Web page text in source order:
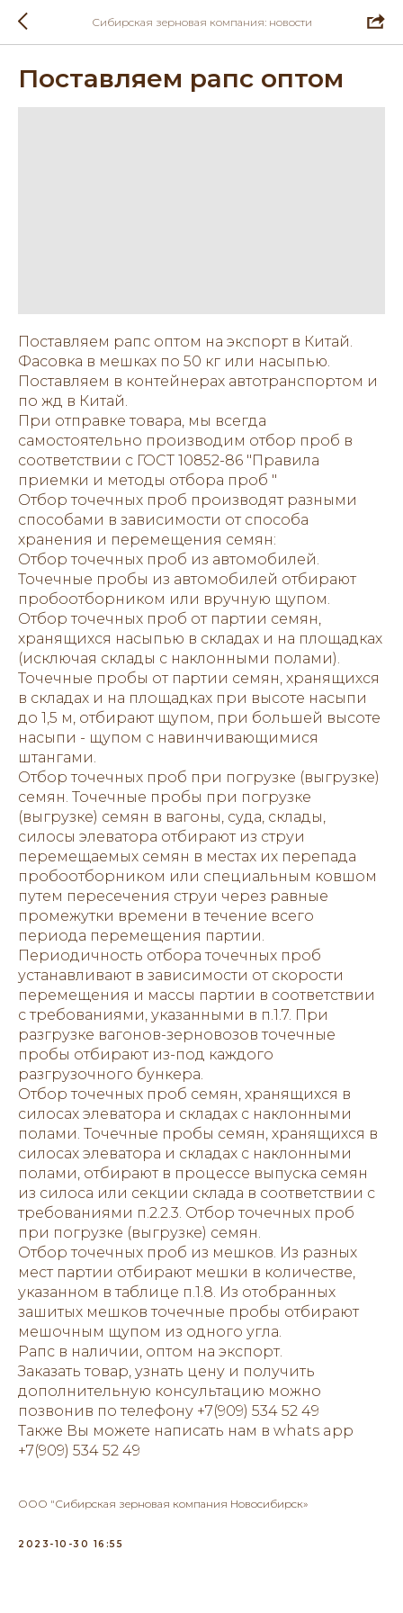
Сибирская зерновая компания: новости
Поставляем рапс оптом
Поставляем рапс оптом на экспорт в Китай.
Фасовка в мешках по 50 кг или насыпью.
Поставляем в контейнерах автотранспортом и
по жд в Китай.
При отправке товара, мы всегда
самостоятельно производим отбор проб в
соответствии с ГОСТ 10852-86 "Правила
приемки и методы отбора проб "
Отбор точечных проб производят разными
способами в зависимости от способа
хранения и перемещения семян:
Отбор точечных проб из автомобилей.
Точечные пробы из автомобилей отбирают
пробоотборником или вручную щупом.
Отбор точечных проб от партии семян,
хранящихся насыпью в складах и на площадках
(исключая склады с наклонными полами).
Точечные пробы от партии семян, хранящихся
в складах и на площадках при высоте насыпи
до 1,5 м, отбирают щупом, при большей высоте
насыпи - щупом с навинчивающимися
штангами.
Отбор точечных проб при погрузке (выгрузке)
семян. Точечные пробы при погрузке
(выгрузке) семян в вагоны, суда, склады,
силосы элеватора отбирают из струи
перемещаемых семян в местах их перепада
пробоотборником или специальным ковшом
путем пересечения струи через равные
промежутки времени в течение всего
периода перемещения партии.
Периодичность отбора точечных проб
устанавливают в зависимости от скорости
перемещения и массы партии в соответствии
с требованиями, указанными в п.1.7. При
разгрузке вагонов-зерновозов точечные
пробы отбирают из-под каждого
разгрузочного бункера.
Отбор точечных проб семян, хранящихся в
силосах элеватора и складах с наклонными
полами. Точечные пробы семян, хранящихся в
силосах элеватора и складах с наклонными
полами, отбирают в процессе выпуска семян
из силоса или секции склада в соответствии с
требованиями п.2.2.3. Отбор точечных проб
при погрузке (выгрузке) семян.
Отбор точечных проб из мешков. Из разных
мест партии отбирают мешки в количестве,
указанном в таблице п.1.8. Из отобранных
зашитых мешков точечные пробы отбирают
мешочным щупом из одного угла.
Рапс в наличии, оптом на экспорт.
Заказать товар, узнать цену и получить
дополнительную консультацию можно
позвонив по телефону +7(909) 534 52 49
Также Вы можете написать нам в whats app
+7(909) 534 52 49
ООО "Сибирская зерновая компания Новосибирск»
2023-10-30 16:55